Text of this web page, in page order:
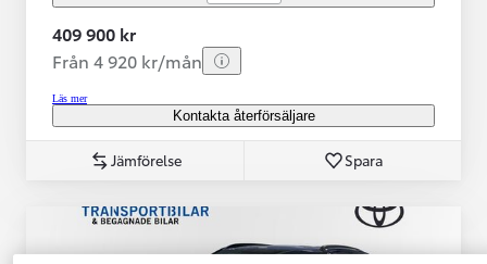
409 900 kr
Från 4 920 kr/mån
Läs mer
Kontakta återförsäljare
Jämförelse Spara